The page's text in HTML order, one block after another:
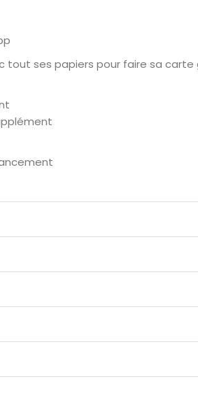
tout ses papiers pour faire sa